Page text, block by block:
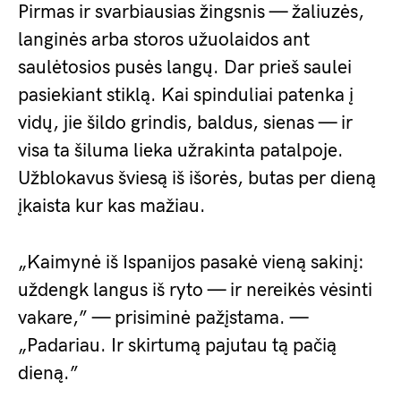
Pirmas ir svarbiausias žingsnis — žaliuzės,
langinės arba storos užuolaidos ant
saulėtosios pusės langų. Dar prieš saulei
pasiekiant stiklą. Kai spinduliai patenka į
vidų, jie šildo grindis, baldus, sienas — ir
visa ta šiluma lieka užrakinta patalpoje.
Užblokavus šviesą iš išorės, butas per dieną
įkaista kur kas mažiau.
„Kaimynė iš Ispanijos pasakė vieną sakinį:
uždengk langus iš ryto — ir nereikės vėsinti
vakare,” — prisiminė pažįstama. —
„Padariau. Ir skirtumą pajutau tą pačią
dieną.”